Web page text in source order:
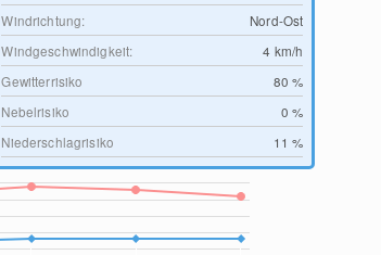
Windrichtung:
Nord-Ost
Windgeschwindigkeit:
4 km/h
Gewitterrisiko
80 %
Nebelrisiko
0 %
Niederschlagrisiko
11 %